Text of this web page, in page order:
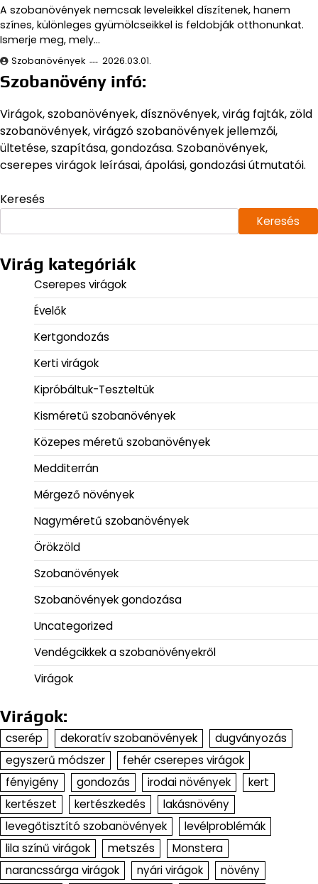
A szobanövények nemcsak leveleikkel díszítenek, hanem
színes, különleges gyümölcseikkel is feldobják otthonunkat.
Ismerje meg, mely…
Szobanövények 2026.03.01.
Szobanövény infó:
Virágok, szobanövények, dísznövények, virág fajták, zöld
szobanövények, virágzó szobanövények jellemzői,
ültetése, szapítása, gondozása. Szobanövények,
cserepes virágok leírásai, ápolási, gondozási útmutatói.
Keresés
Keresés
Virág kategóriák
Cserepes virágok
Évelők
Kertgondozás
Kerti virágok
Kipróbáltuk-Teszteltük
Kisméretű szobanövények
Közepes méretű szobanövények
Medditerrán
Mérgező növények
Nagyméretű szobanövények
Örökzöld
Szobanövények
Szobanövények gondozása
Uncategorized
Vendégcikkek a szobanövényekről
Virágok
Virágok:
cserép dekoratív szobanövények
dugványozás
egyszerű módszer
fehér cserepes virágok
fényigény
gondozás irodai növények
kert
kertészet
kertészkedés
lakásnövény
levegőtisztító szobanövények
levélproblémák
lila színű virágok
metszés
Monstera
narancssárga virágok
nyári virágok növény